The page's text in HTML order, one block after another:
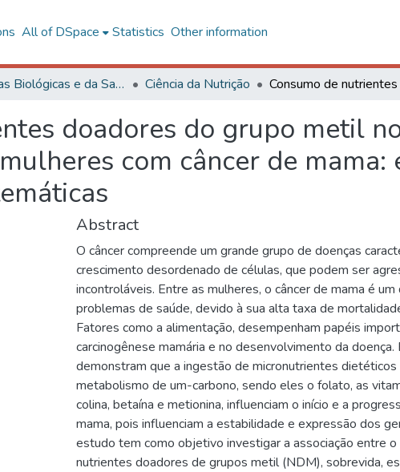
All of DSpace Statistics Other information
Ciências Biológicas e da Saúde Ciência da Nutrição
doadores do grupo metil
com câncer de mama:
Abstract
O câncer compreende um grande grupo de doenças
crescimento desordenado de células, que podem ser
incontroláveis. Entre as mulheres, o câncer de mama é um
problemas de saúde, devido à sua alta taxa de
Fatores como a alimentação, desempenham papéis
carcinogênese mamária e no desenvolvimento da doença.
demonstram que a ingestão de micronutrientes
metabolismo de um-carbono, sendo eles o folato, as
colina, betaína e metionina, influenciam o início e a
mama, pois influenciam a estabilidade e expressão dos
estudo tem como objetivo investigar a associação entre o
nutrientes doadores de grupos metil (NDM), sobrevida,